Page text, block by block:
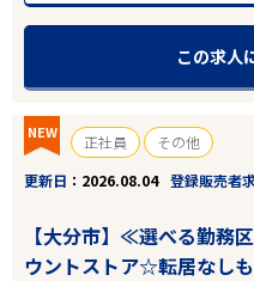
この求人
NEW 正社員
その他
更新日
2026.08.04 登録販売者
【大分市】≪選べる勤務
ウントストア☆転居なしも